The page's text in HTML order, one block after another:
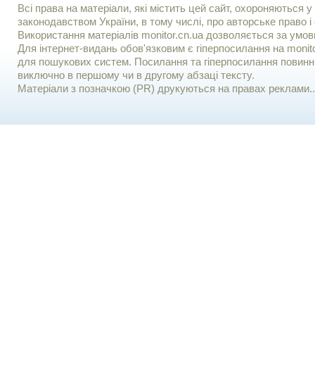
Всі права на матеріали, які містить цей сайт, охороняються у
законодавством України, в тому числі, про авторське право і
Використання матерiалiв monitor.cn.ua дозволяється за
Для iнтернет-видань обов'язковим є гiперпосилання на
для пошукових систем. Посилання та гіперпосилання
виключно в першому чи в другому абзаці тексту.
Матеріали з позначкою (PR) друкуються на правах реклами..